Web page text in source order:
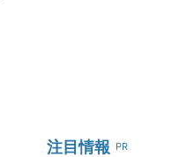
注目情報 PR